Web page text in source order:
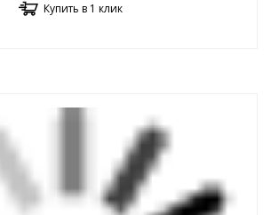
Купить в 1 клик